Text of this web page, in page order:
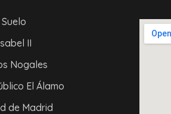
II
Nogales
El Álamo
de Madrid